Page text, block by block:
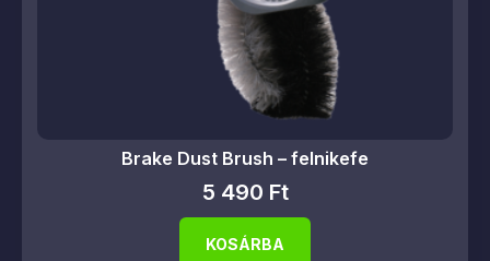
Brake Dust Brush – felnikefe
5 490 Ft
KOSÁRBA